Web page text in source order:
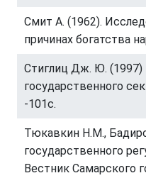
Смит А. (1962).
причинах богатства
Стиглиц Дж. Ю. (1997)
государственного
-101с.
Тюкавкин Н.М.,
государственного
Вестник Самарского